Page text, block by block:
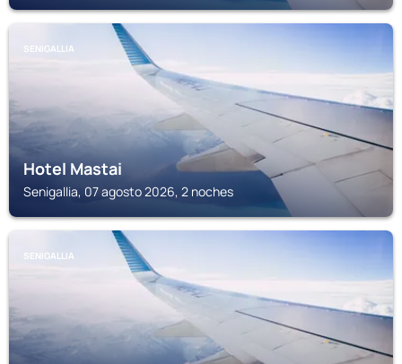
SENIGALLIA
Hotel Mastai
Senigallia, 07 agosto 2026, 2 noches
SENIGALLIA